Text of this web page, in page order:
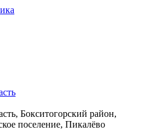
Бокситогорский район,
поселение, Пикалёво